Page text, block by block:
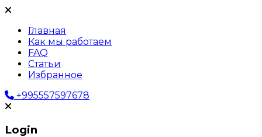
Главная
Как мы работаем
FAQ
Статьи
Избранное
+995557597678
Login